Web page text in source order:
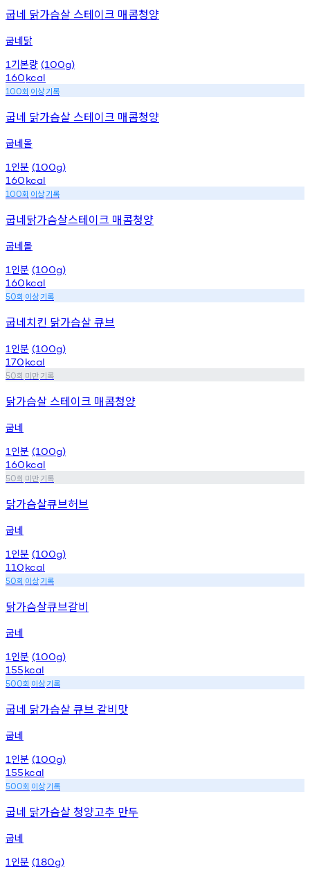
굽네 닭가슴살 스테이크 매콤청양
굽네닭
1 기본량 (100g)
160kcal
100회 이상기록
굽네 닭가슴살 스테이크 매콤청양
굽네몰
1 인분 (100g)
160kcal
100회 이상기록
굽네닭가슴살스테이크 매콤청양
굽네몰
1 인분 (100g)
160kcal
50회 이상기록
굽네치킨 닭가슴살 큐브
1 인분 (100g)
170kcal
50회 미만기록
닭가슴살 스테이크 매콤청양
굽네
1 인분 (100g)
160kcal
50회 미만기록
닭가슴살큐브허브
굽네
1 인분 (100g)
110kcal
50회 이상기록
닭가슴살큐브갈비
굽네
1 인분 (100g)
155kcal
500회 이상기록
굽네 닭가슴살 큐브 갈비맛
굽네
1 인분 (100g)
155kcal
500회 이상기록
굽네 닭가슴살 청양고추 만두
굽네
1 인분 (180g)